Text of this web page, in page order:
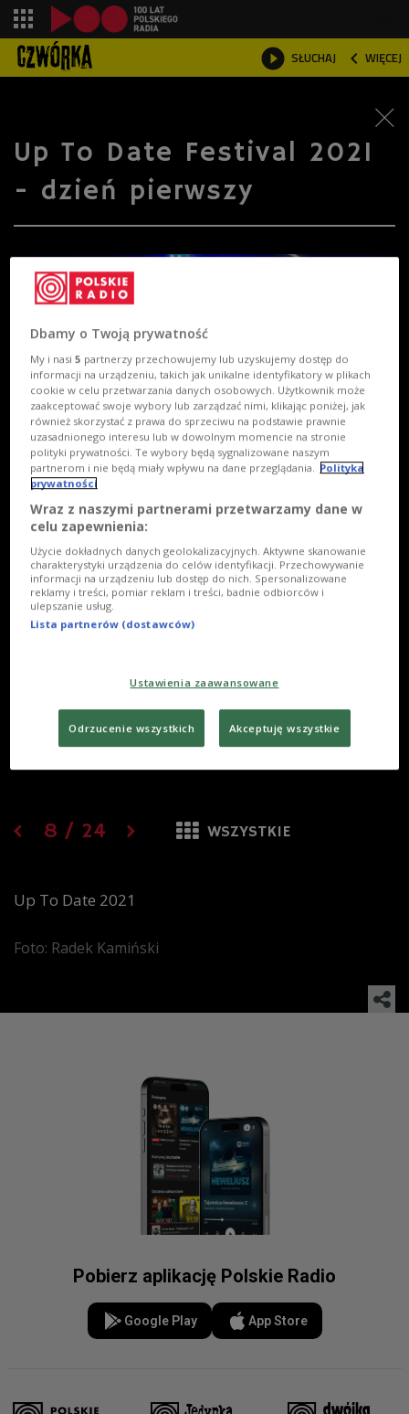
 SŁUCHAJ  WIĘCEJ

Up To Date Festival 2021
- dzień pierwszy
8 / 24 WSZYSTKIE
Up To Date 2021
Foto: Radek Kamiński
Pobierz aplikację Polskie Radio
Google Play App Store
Dbamy o Twoją prywatność
My i nasi5 partnerzy przechowujemy lub uzyskujemy dostęp do
informacji na urządzeniu, takich jak unikalne identyfikatory w plikach
cookie w celu przetwarzania danych osobowych. Użytkownik może
zaakceptować swoje wybory lub zarządzać nimi, klikając poniżej, jak
również skorzystać z prawa do sprzeciwu na podstawie prawnie
uzasadnionego interesu lub w dowolnym momencie na stronie
polityki prywatności. Te wybory będą sygnalizowane naszym
partnerom i nie będą miały wpływu na dane przeglądania. Polityka
prywatności
Wraz z naszymi partnerami przetwarzamy dane w
celu zapewnienia:
Użycie dokładnych danych geolokalizacyjnych. Aktywne skanowanie
charakterystyki urządzenia do celów identyfikacji. Przechowywanie
informacji na urządzeniu lub dostęp do nich. Spersonalizowane
reklamy i treści, pomiar reklam i treści, badnie odbiorców i
ulepszanie usług.
Lista partnerów (dostawców)
Ustawienia zaawansowane
Odrzucenie wszystkich Akceptuję wszystkie